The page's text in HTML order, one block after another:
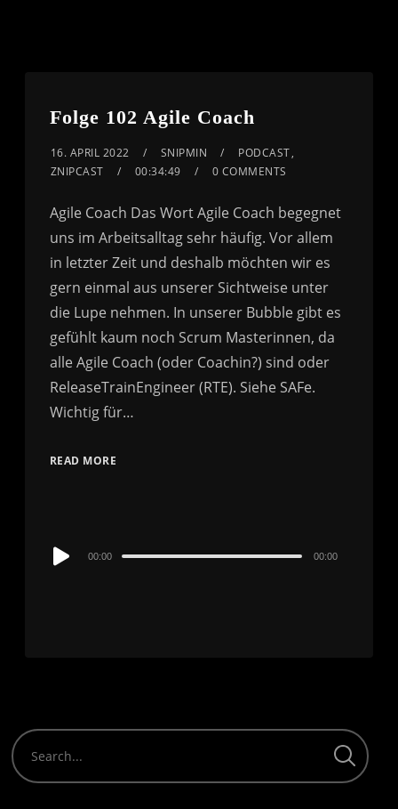
Folge 102 Agile Coach
16. APRIL 2022 SNIPMIN PODCAST,
ZNIPCAST
00:34:49 0 COMMENTS
Agile Coach Das Wort Agile Coach begegnet
uns im Arbeitsalltag sehr häufig. Vor allem
in letzter Zeit und deshalb möchten wir es
gern einmal aus unserer Sichtweise unter
die Lupe nehmen. In unserer Bubble gibt es
gefühlt kaum noch Scrum Masterinnen, da
alle Agile Coach (oder Coachin?) sind oder
ReleaseTrainEngineer (RTE). Siehe SAFe.
Wichtig für…
READ MORE
Audio
00:00 00:00